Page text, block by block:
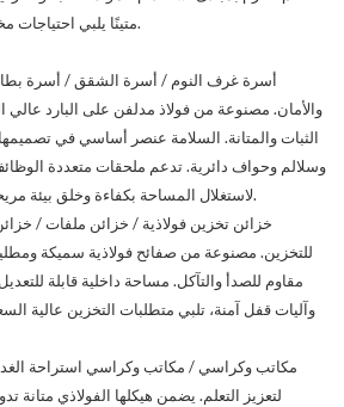
متينًا يلبي احتياجات مختلف بيئات السكن الجماعي.
أسرة غرف النوم / أسرة الشقق / أسرة
والأمان. مصنوعة من فولاذ مدلفن على البارد
الثبات والمتانة. السلامة عنصر أساسي في
وسلالم وحواف دائرية. تدعم ملحقات متعددة
لاستغلال المساحة بكفاءة وخلق بيئة مريحة في غرف النوم أو الشقق.
خزائن تخزين فولاذية / خزائن ملفات /
للتخزين. مصنوعة من صفائح فولاذية سميكة
مقاوم للصدأ والتآكل. مساحة داخلية قابلة
وآليات قفل آمنة، تلبي متطلبات التخزين عالية
مكاتب وكراسي / مكاتب وكراسي استراحة
لتعزيز التعلم. يضمن هيكلها الفولاذي متانة